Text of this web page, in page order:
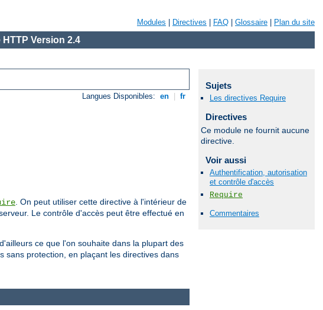
Modules Directives FAQ Glossaire Plan du site
Version 2.4
Langues Disponibles: en fr
. On peut utiliser cette directive à l'intérieur de
Le contrôle d'accès peut être effectué en
ce que l'on souhaite dans la plupart des
sans protection, en plaçant les directives dans
Sujets
Les directives Require
Directives
Ce module ne fournit aucune
directive.
Voir aussi
Authentification, autorisation
et contrôle d'accès
Require
Commentaires